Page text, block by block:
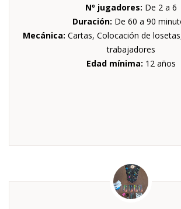
Nº jugadores: De 2 a 6
Duración: De 60 a 90
Mecánica: Cartas, Colocación de
trabajadores
Edad mínima: 12 años